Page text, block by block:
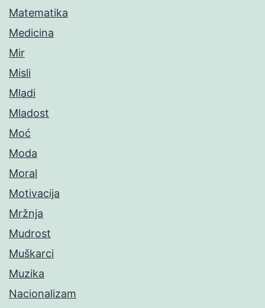
Matematika
Medicina
Mir
Misli
Mladi
Mladost
Moć
Moda
Moral
Motivacija
Mržnja
Mudrost
Muškarci
Muzika
Nacionalizam